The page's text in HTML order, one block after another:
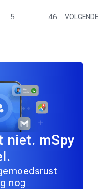
5 ... 46 VOLGENDE
niet. mSpy
nog